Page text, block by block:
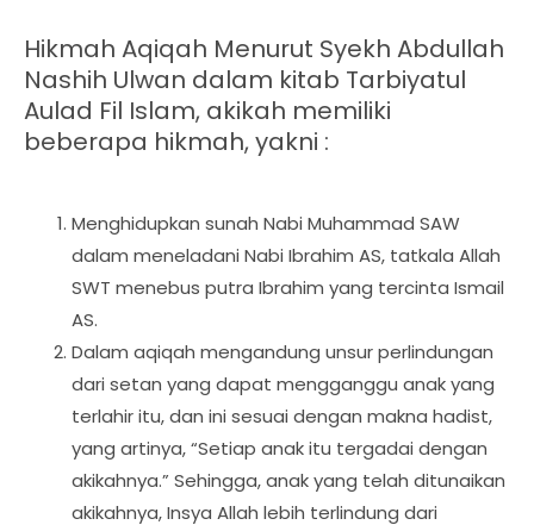
Hikmah Aqiqah Menurut Syekh Abdullah
Nashih Ulwan dalam kitab Tarbiyatul
Aulad Fil Islam, akikah memiliki
beberapa hikmah, yakni :
Menghidupkan sunah Nabi Muhammad SAW
dalam meneladani Nabi Ibrahim AS, tatkala Allah
SWT menebus putra Ibrahim yang tercinta Ismail
AS.
Dalam aqiqah mengandung unsur perlindungan
dari setan yang dapat mengganggu anak yang
terlahir itu, dan ini sesuai dengan makna hadist,
yang artinya, “Setiap anak itu tergadai dengan
akikahnya.” Sehingga, anak yang telah ditunaikan
akikahnya, Insya Allah lebih terlindung dari